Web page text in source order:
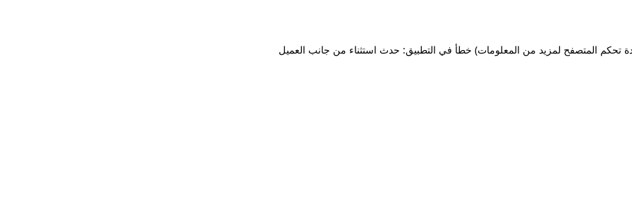
خطأ في التطبيق: حدث استثناء من جانب العميل تحكم المتصفح لمزيد من المعلومات)